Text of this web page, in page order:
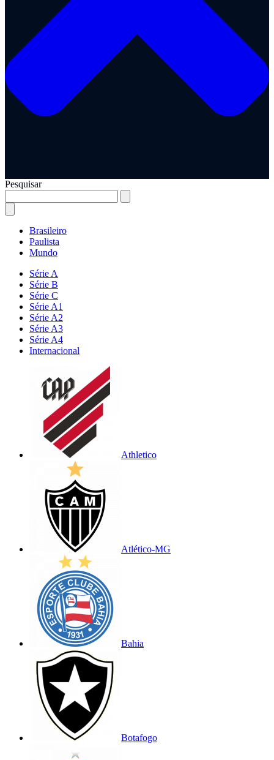
Pesquisar
Brasileiro
Paulista
Mundo
Série A
Série B
Série C
Série A1
Série A2
Série A3
Série A4
Internacional
Athletico
Atlético-MG
Bahia
Botafogo